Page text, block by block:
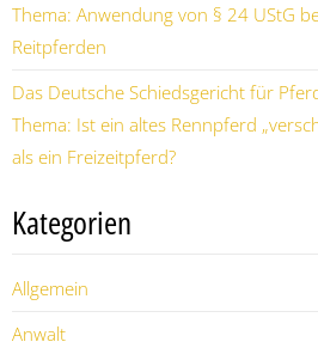
Thema: Anwendung von § 24 UStG
Reitpferden
Das Deutsche Schiedsgericht für
Thema: Ist ein altes Rennpferd
als ein Freizeitpferd?
Kategorien
Allgemein
Anwalt